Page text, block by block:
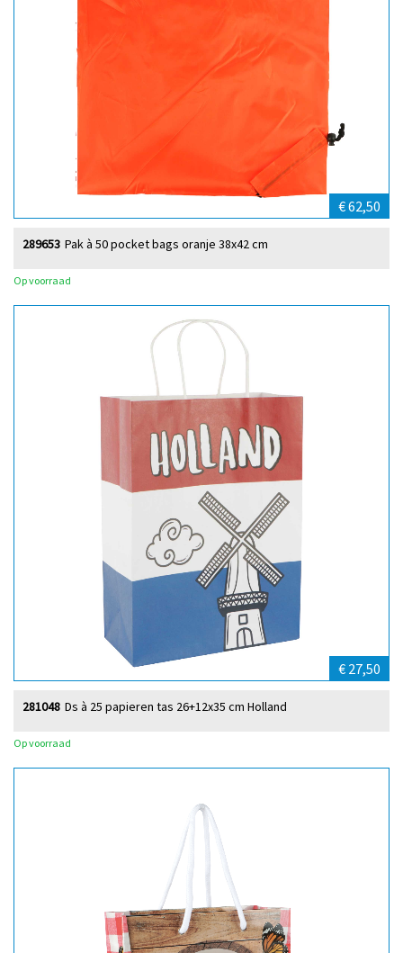
€ 62,50
Pak à 50 pocket bags oranje 38x42 cm
289653
Op voorraad
€ 27,50
Ds à 25 papieren tas 26+12x35 cm Holland
281048
Op voorraad